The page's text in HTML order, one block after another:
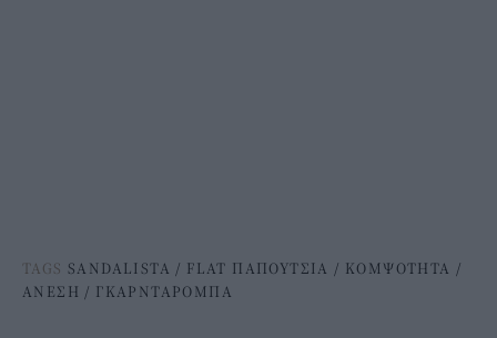
TAGS SANDALISTA / FLAT ΠΑΠΟΥΤΣΙΑ / ΚΟΜΨΟΤΗΤΑ /
ΑΝΕΣΗ / ΓΚΑΡΝΤΑΡΟΜΠΑ